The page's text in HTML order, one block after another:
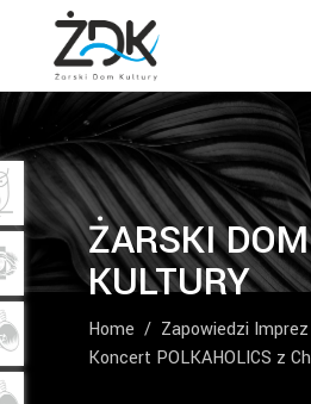
ŻARSKI DOM
KULTURY
Home / Zapowiedzi Imprez
Koncert POLKAHOLICS z